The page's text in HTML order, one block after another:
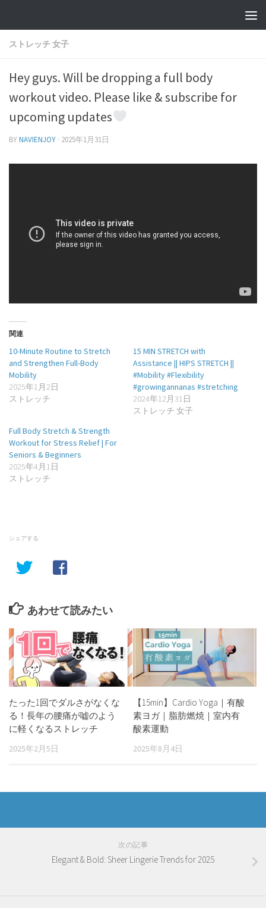
ストレッチ 女子
Hey guys. Will be dropping a full body
workout video. Please like & subscribe for
upcoming updates
BYNAVIENJOY · 2025年1月31日
関連
10-Minute Routine to Stretch
and Strengthen Full-Body
Mobility
2025年1月2日
ストレッチ
15 MIN STRETCH with
Assistance || HIPS STRETCH ||
#Mobility #Flexibility
#growingannanas #stretching
2024年12月31日
ストレッチ 女子
Full Body Stretch & Strength
Workout for Stress Relief | For
Seniors & Beginners
2025年4月1日
ストレッチ
シェアする
あわせて読みたい
たった1回でダルさがなくな
る！長年の腰痛が嘘のよう
に軽くなるストレッチ
2025年2月5日
【15min】Cardio Yoga｜有酸
素ヨガ｜脂肪燃焼｜室内有
酸素運動
2025年8月4日
次の記事
Elegant & Bold: Sheer Lingerie Trends for 2025